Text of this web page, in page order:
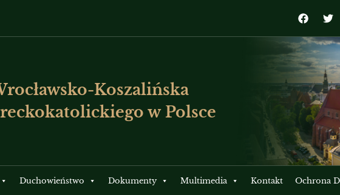
Koszalińska
w Polsce
Duchowieństwo Dokumenty Multimedia Kontakt Ochrona